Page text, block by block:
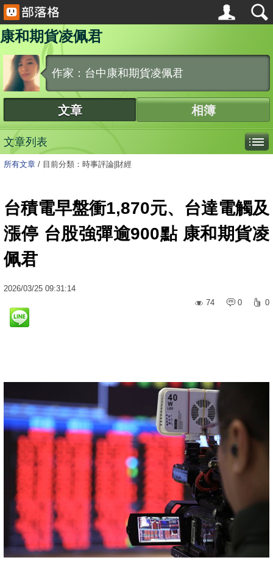
康和期貨凌佩君
作家：台中康和期貨凌佩君
文章 相簿
文章列表
所有文章 / 目前分類：時事評論|財經
台積電早盤衝1,870元、台達電觸及
漲停 台股強彈逾900點 康和期貨凌
佩君
2026/03/25 09:31:14
74
0 0